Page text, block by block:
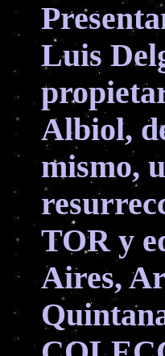
Luis
Albiol,
mismo,
TOR y
Aires,